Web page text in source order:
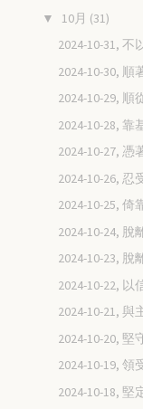
▼ 10月 (31)
2024-10-31,
2024-10-30,
2024-10-29,
2024-10-28,
2024-10-27,
2024-10-26,
2024-10-25,
2024-10-24,
2024-10-23,
2024-10-22,
2024-10-21,
2024-10-20,
2024-10-19,
2024-10-18,